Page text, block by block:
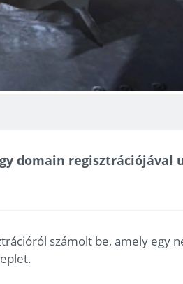
domain regisztrációjával
számolt be, amely egy